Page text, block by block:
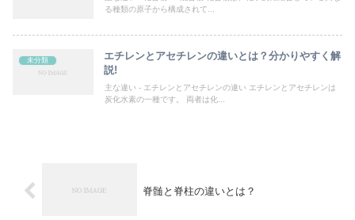
る種類の原子から構成されて...
未分類
エチレンとアセチレンの違いとは？分かりやすく解
説!
主な違い - エチレンとアセチレンの違い エチレンとアセチレンは
炭化水素の一種です。 両者は化...
脊髄と脊柱の違いとは？